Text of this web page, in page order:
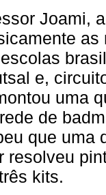
Joami,
e,
uma
de
que uma
resolveu
kits.